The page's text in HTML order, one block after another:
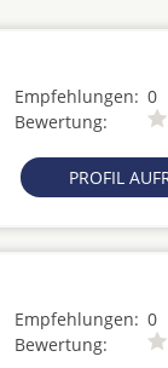
Empfehlungen: 0
Bewertung:
PROFIL
Empfehlungen: 0
Bewertung: